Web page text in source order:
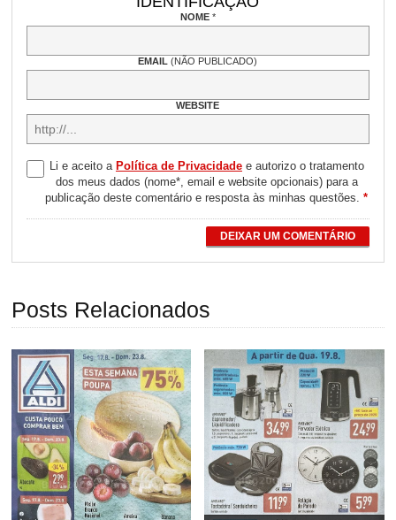
NOME *
EMAIL(NÃO PUBLICADO)
WEBSITE
Li e aceito a Política de Privacidadee autorizo o tratamento
dos meus dados (nome*, email e website opcionais) para a
publicação deste comentário e resposta às minhas questões.*
DEIXAR UM COMENTÁRIO
Posts Relacionados